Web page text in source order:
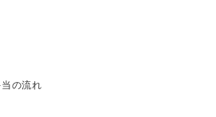
の流れ